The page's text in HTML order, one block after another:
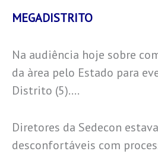
MEGADISTRITO
Na audiência hoje sobre
da àrea pelo Estado para
Distrito (5)….
Diretores da Sedecon
desconfortáveis com